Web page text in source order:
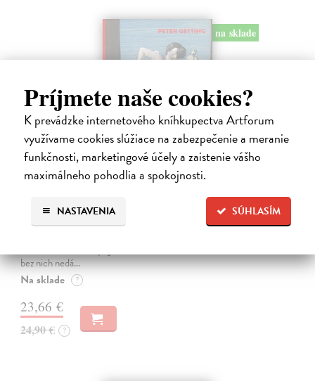
Príjmete naše cookies?
K prevádzke internetového kníhkupectva Artforum
využívame cookies slúžiace na zabezpečenie a meranie
funkčnosti, marketingové účely a zaistenie vášho
maximálneho pohodlia a spokojnosti.
SÚHLASÍM
NASTAVENIA
na sklade
Studne mútne
Getting Peter| Kniha
Sú ikonickými postavami našej kultúry. Postavili im sochy a
bez nich nedá…
Na sklade ?
23,66 €
24,90 € ?